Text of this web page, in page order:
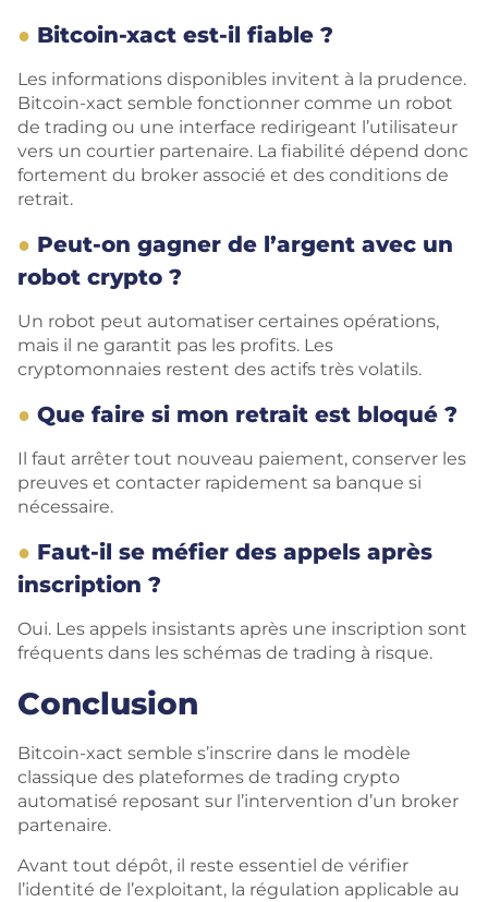
Bitcoin-xact est-il fiable ?
Les informations disponibles invitent à la prudence.
Bitcoin-xact semble fonctionner comme un robot
de trading ou une interface redirigeant l’utilisateur
vers un courtier partenaire. La fiabilité dépend donc
fortement du broker associé et des conditions de
retrait.
Peut-on gagner de l’argent avec un
robot crypto ?
Un robot peut automatiser certaines opérations,
mais il ne garantit pas les profits. Les
cryptomonnaies restent des actifs très volatils.
Que faire si mon retrait est bloqué ?
Il faut arrêter tout nouveau paiement, conserver les
preuves et contacter rapidement sa banque si
nécessaire.
Faut-il se méfier des appels après
inscription ?
Oui. Les appels insistants après une inscription sont
fréquents dans les schémas de trading à risque.
Conclusion
Bitcoin-xact semble s’inscrire dans le modèle
classique des plateformes de trading crypto
automatisé reposant sur l’intervention d’un broker
partenaire.
Avant tout dépôt, il reste essentiel de vérifier
l’identité de l’exploitant, la régulation applicable au